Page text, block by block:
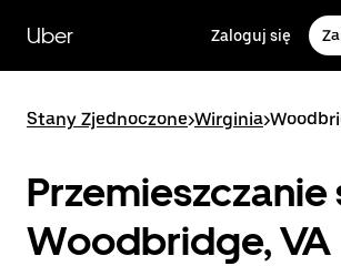
głównej
zawartości
Uber Zaloguj się
Stany Zjednoczone>Wirginia>
Przemieszczanie
Woodbridge, VA